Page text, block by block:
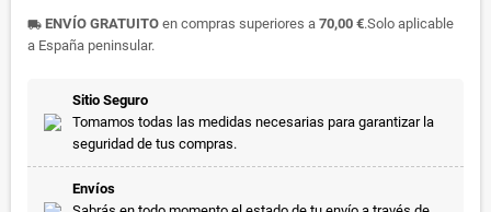
local_shipping ENVÍO GRATUITO en compras superiores a 70,00 €.Solo aplicable
a España peninsular.
Sitio Seguro
Tomamos todas las medidas necesarias para garantizar la
seguridad de tus compras.
Envíos